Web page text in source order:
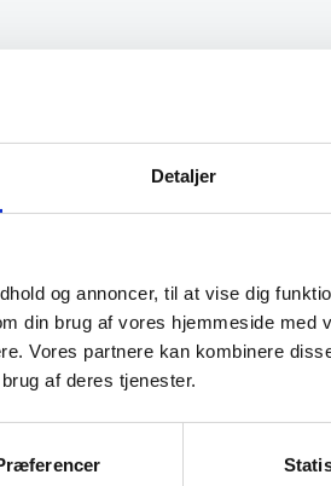
Detaljer
og annoncer, til at vise dig
din brug af vores hjemmeside med
Vores partnere kan kombinere
af deres tjenester.